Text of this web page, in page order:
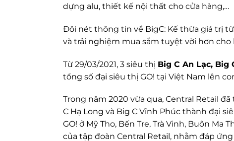
dựng alu, thiết kế nội thất cho cửa hàng,…
Đôi nét thông tin về BigC: Kế thừa giá trị
và trải nghiệm mua sắm tuyệt vời hơn cho
Từ 29/03/2021, 3 siêu thị Big C An Lạc, Big
tổng số đại siêu thị GO! tại Việt Nam lên
Trong năm 2020 vừa qua, Central Retail
C Hạ Long và Big C Vĩnh Phúc thành đại
GO! ở Mỹ Tho, Bến Tre, Trà Vinh, Buôn
của tập đoàn Central Retail, nhằm đáp